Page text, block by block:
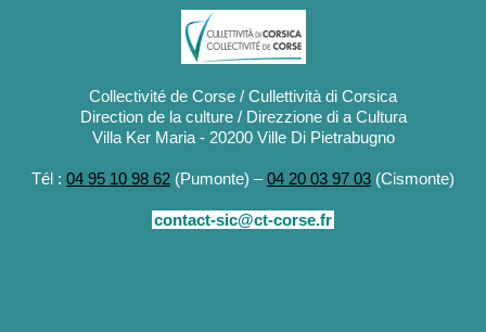
Collectivité de Corse / Cullettività di Corsica
Direction de la culture / Direzzione di a Cultura
Villa Ker Maria - 20200 Ville Di Pietrabugno
Tél : 04 95 10 98 62 (Pumonte) –04 20 03 97 03 (Cismonte)
contact-sic@ct-corse.fr